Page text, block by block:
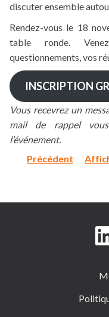
discuter ensemble
Rendez-vous le 18
table ronde.
questionnements, vos
INSCRIPTION
Vous recevrez un
mail de rappel
l’événement.
Précédent